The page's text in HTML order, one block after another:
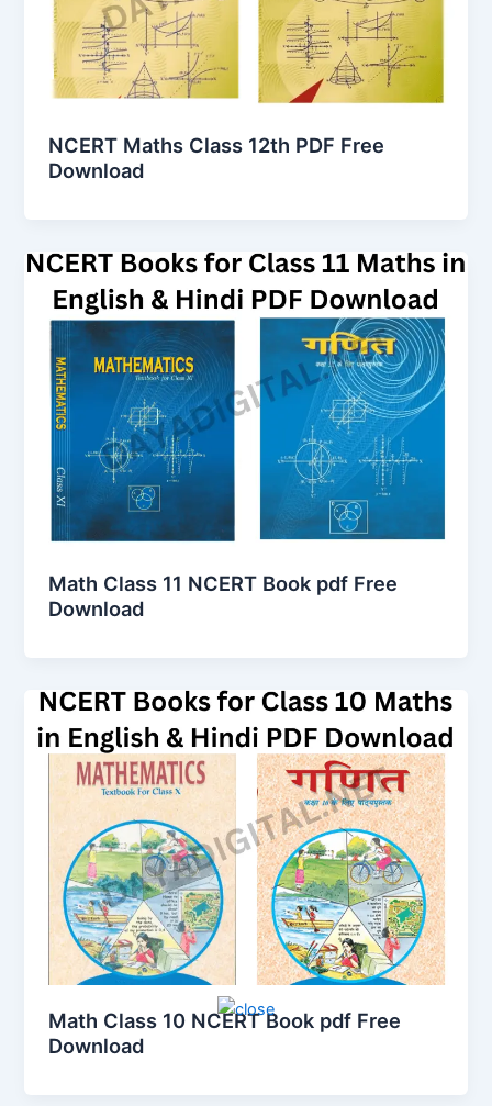
NCERT Maths Class 12th PDF Free
Download
Math Class 11 NCERT Book pdf Free
Download
Math Class 10 NCERT Book pdf Free
Download